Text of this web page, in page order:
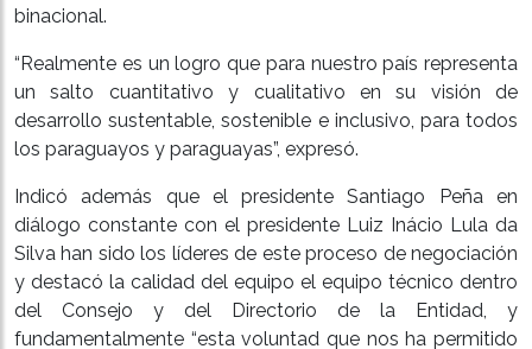
binacional.
“Realmente es un logro que para nuestro país representa
un salto cuantitativo y cualitativo en su visión de
desarrollo sustentable, sostenible e inclusivo, para todos
los paraguayos y paraguayas”, expresó.
Indicó además que el presidente Santiago Peña en
diálogo constante con el presidente Luiz Inácio Lula da
Silva han sido los líderes de este proceso de negociación
y destacó la calidad del equipo el equipo técnico dentro
del Consejo y del Directorio de la Entidad, y
fundamentalmente “esta voluntad que nos ha permitido